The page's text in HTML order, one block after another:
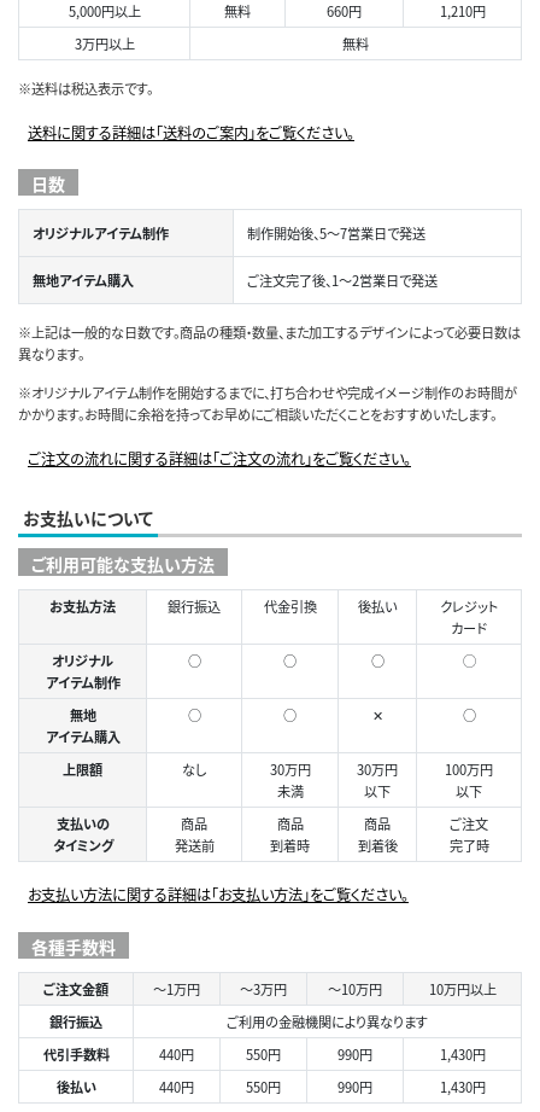
5,000円以上
無料 660円
1,210円
3万円以上
無料
※送料は税込表示です。
送料に関する詳細は「送料のご案内」をご覧ください。
日数
オリジナルアイテム制作 制作開始後、5～7営業日で発送
無地アイテム購入 ご注文完了後、1～2営業日で発送
※上記は一般的な日数です。商品の種類・数量、また加工するデザインによって必要日数は
異なります。
※オリジナルアイテム制作を開始するまでに、打ち合わせや完成イメージ制作のお時間が
かかります。お時間に余裕を持ってお早めにご相談いただくことをおすすめいたします。
ご注文の流れに関する詳細は「ご注文の流れ」をご覧ください。
お支払いについて
ご利用可能な支払い方法
お支払方法 銀行振込 代金引換 後払い
クレジット
カード
オリジナル
アイテム制作
○ ○ ○ ◯
無地
アイテム購入
○ ○ ✕ ○
上限額 なし
30万円
未満
30万円
以下
100万円
以下
支払いの
タイミング
商品
発送前
商品
到着時
商品
到着後
ご注文
完了時
お支払い方法に関する詳細は「お支払い方法」をご覧ください。
各種手数料
ご注文金額 ～1万円 ～3万円 ～10万円
10万円以上
銀行振込
ご利用の金融機関により異なります
代引手数料
440円 550円 990円
1,430円
後払い
440円 550円 990円 1,430円